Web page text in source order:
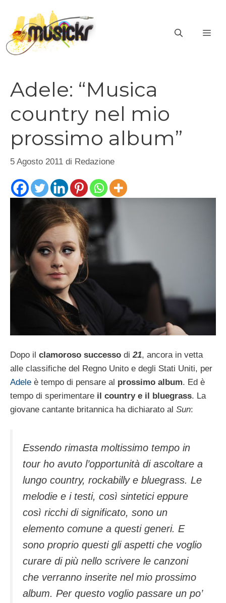
contenuto
Adele: “Musica
country nel mio
prossimo album”
5 Agosto 2011 di Redazione
Dopo il clamoroso successo di 21, ancora in vetta
alle classifiche del Regno Unito e degli Stati Uniti, per
Adele è tempo di pensare al prossimo album. Ed è
tempo di sperimentare il country e il bluegrass. La
giovane cantante britannica ha dichiarato al Sun:
Essendo rimasta moltissimo tempo in
tour ho avuto l’opportunità di ascoltare a
lungo country, rockabilly e bluegrass. Le
melodie e i testi, così sintetici eppure
così ricchi di significato, sono un
elemento comune a questi generi. E
sono proprio questi gli aspetti che voglio
curare di più nello scrivere le canzoni
che verranno inserite nel mio prossimo
album. Per questo voglio passare un po’